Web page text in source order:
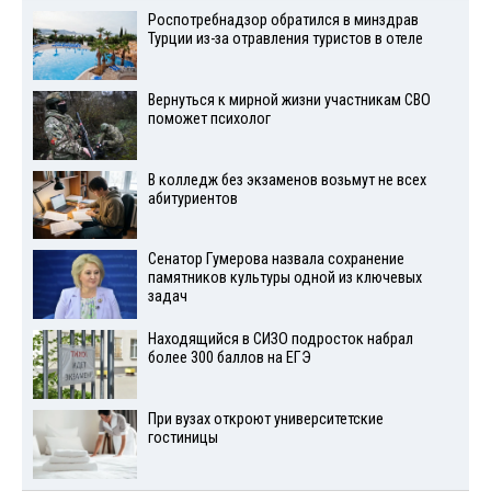
Роспотребнадзор обратился в минздрав
Турции из-за отравления туристов в отеле
Вернуться к мирной жизни участникам СВО
поможет психолог
В колледж без экзаменов возьмут не всех
абитуриентов
Сенатор Гумерова назвала сохранение
памятников культуры одной из ключевых
задач
Находящийся в СИЗО подросток набрал
более 300 баллов на ЕГЭ
При вузах откроют университетские
гостиницы